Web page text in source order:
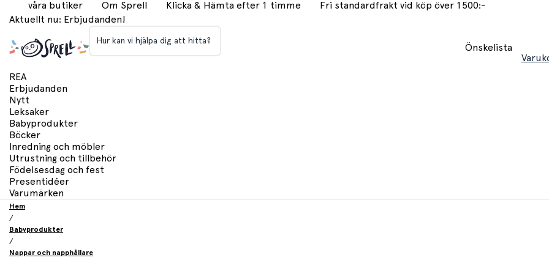
våra butiker Om Sprell Klicka & Hämta efter 1 timme
Fri standardfrakt vid köp över 1500:-
Aktuellt nu: Erbjudanden!
Hur kan vi hjälpa dig att hitta?
Önskelista
REA
Erbjudanden
Nytt
Leksaker
Babyprodukter
Böcker
Inredning och möbler
Utrustning och tillbehör
Födelsesdag och fest
Presentidéer
Varumärken
Hem
/
Babyprodukter
/
Nappar och napphållare